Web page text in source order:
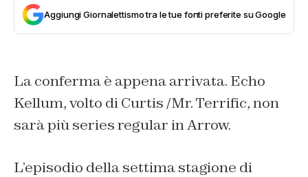
Aggiungi Giornalettismo tra le tue fonti preferite su Google
La conferma è appena arrivata. Echo
Kellum, volto di Curtis /Mr. Terrific, non
sarà più series regular in Arrow.
L’episodio della settima stagione di